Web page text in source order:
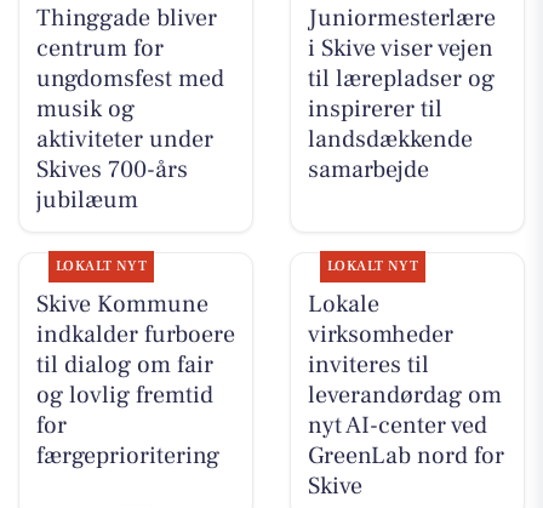
Thinggade bliver
centrum for
ungdomsfest med
musik og
aktiviteter under
Skives 700-års
jubilæum
Juniormesterlære
i Skive viser vejen
til lærepladser og
inspirerer til
landsdækkende
samarbejde
LOKALT NYT
Skive Kommune
indkalder furboere
til dialog om fair
og lovlig fremtid
for
færgeprioritering
LOKALT NYT
Lokale
virksomheder
inviteres til
leverandørdag om
nyt AI-center ved
GreenLab nord for
Skive